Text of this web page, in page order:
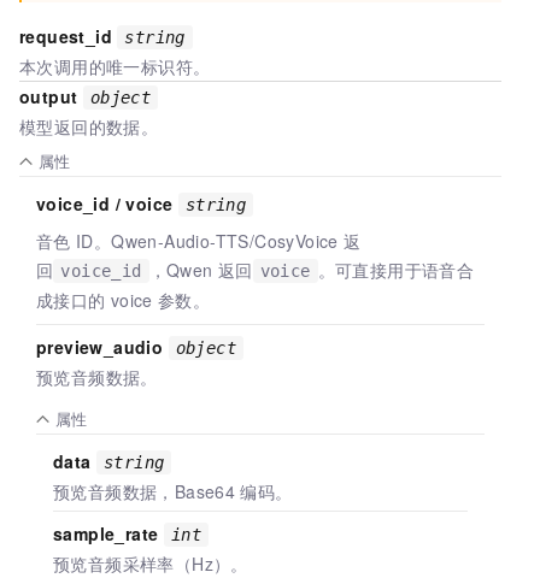
request_id string
本次调用的唯一标识符。
output
object
模型返回的数据。
属性
voice_id / voice string
音色 ID。Qwen-Audio-TTS/CosyVoice 返
回 voice_id ，Qwen 返回 voice 。可直接用于语音合
成接口的 voice 参数。
preview_audio
object
预览音频数据。
属性
data string
预览音频数据，Base64 编码。
sample_rate
int
预览音频采样率（Hz）。